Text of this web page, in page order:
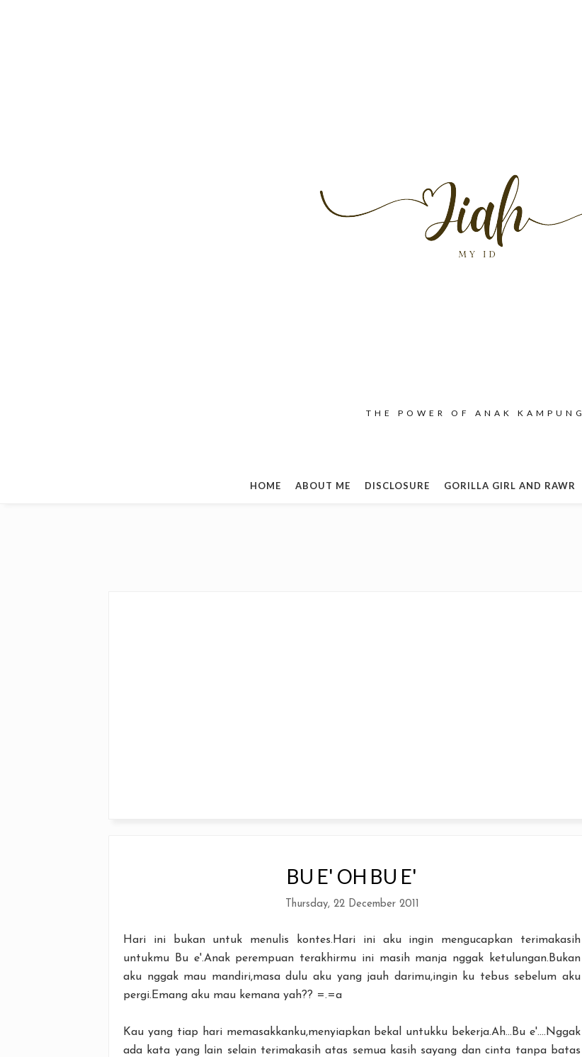
THE POWER OF ANAK KAMPUNG
HOME ABOUT ME DISCLOSURE GORILLA GIRL AND RAWR
BU E' OH BU E'
Thursday, 22 December 2011
Hari ini bukan untuk menulis kontes.Hari ini aku ingin mengucapkan terimakasih
untukmu Bu e'.Anak perempuan terakhirmu ini masih manja nggak ketulungan.Bukan
aku nggak mau mandiri,masa dulu aku yang jauh darimu,ingin ku tebus sebelum aku
pergi.Emang aku mau kemana yah?? =.=a
Kau yang tiap hari memasakkanku,menyiapkan bekal untukku bekerja.Ah...Bu e'....Nggak
ada kata yang lain selain terimakasih atas semua kasih sayang dan cinta tanpa batas